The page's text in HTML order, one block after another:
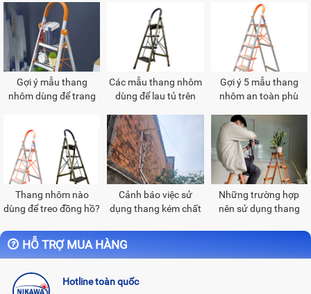
Gợi ý mẫu thang
nhôm dùng để trang
Các mẫu thang nhôm
dùng để lau tủ trên
Gợi ý 5 mẫu thang
nhôm an toàn phù
tranh
Thang nhôm nào
dùng để treo đồng hồ?
Cảnh báo việc sử
dụng thang kém chất
Những trường hợp
nên sử dụng thang
HỖ TRỢ MUA HÀNG
Hotline toàn quốc